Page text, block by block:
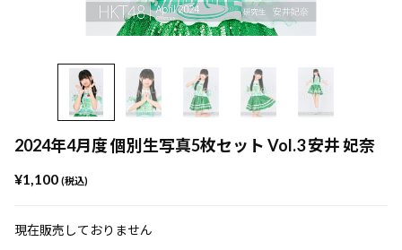
2024年4月度 個別生写真5枚セット Vol.3 安井 妃奈
¥1,100 (税込)
現在販売しておりません